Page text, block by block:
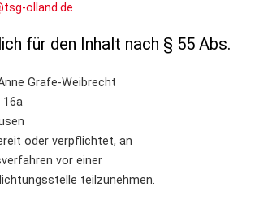
olland.de
für den Inhalt nach § 55 Abs.
Grafe-Weibrecht
16a
oder verpflichtet, an
vor einer
teilzunehmen.